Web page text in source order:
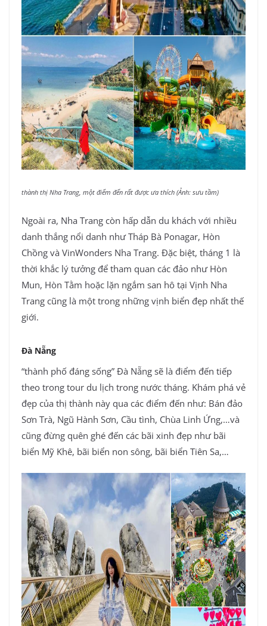
thành thị Nha Trang, một điểm đến rất được ưa thích (Ảnh: sưu tầm)
Ngoài ra, Nha Trang còn hấp dẫn du khách với nhiều
danh thắng nổi danh như Tháp Bà Ponagar, Hòn
Chồng và VinWonders Nha Trang. Đặc biệt, tháng 1 là
thời khắc lý tưởng để tham quan các đảo như Hòn
Mun, Hòn Tằm hoặc lặn ngắm san hô tại Vịnh Nha
Trang cũng là một trong những vịnh biển đẹp nhất thế
giới.
Đà Nẵng
“thành phố đáng sống” Đà Nẵng sẽ là điểm đến tiếp
theo trong tour du lịch trong nước tháng. Khám phá vẻ
đẹp của thị thành này qua các điểm đến như: Bán đảo
Sơn Trà, Ngũ Hành Sơn, Cầu tình, Chùa Linh Ứng,…và
cũng đừng quên ghé đến các bãi xinh đẹp như bãi
biển Mỹ Khê, bãi biển non sông, bãi biển Tiên Sa,…